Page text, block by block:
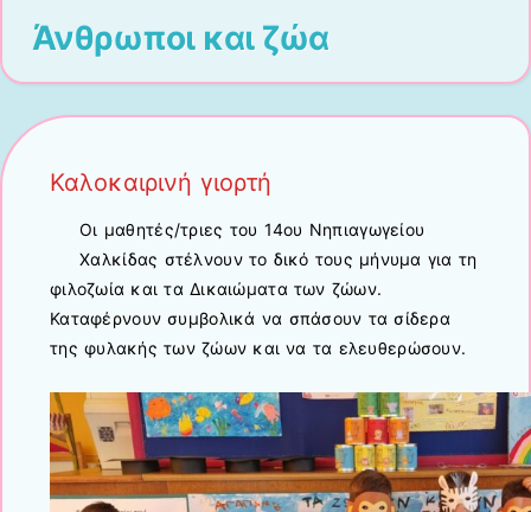
Άνθρωποι και ζώα
Καλοκαιρινή γιορτή
Οι μαθητές/τριες του 14ου Νηπιαγωγείου
Χαλκίδας στέλνουν το δικό τους μήνυμα για τη
φιλοζωία και τα Δικαιώματα των ζώων.
Καταφέρνουν συμβολικά να σπάσουν τα σίδερα
της φυλακής των ζώων και να τα ελευθερώσουν.